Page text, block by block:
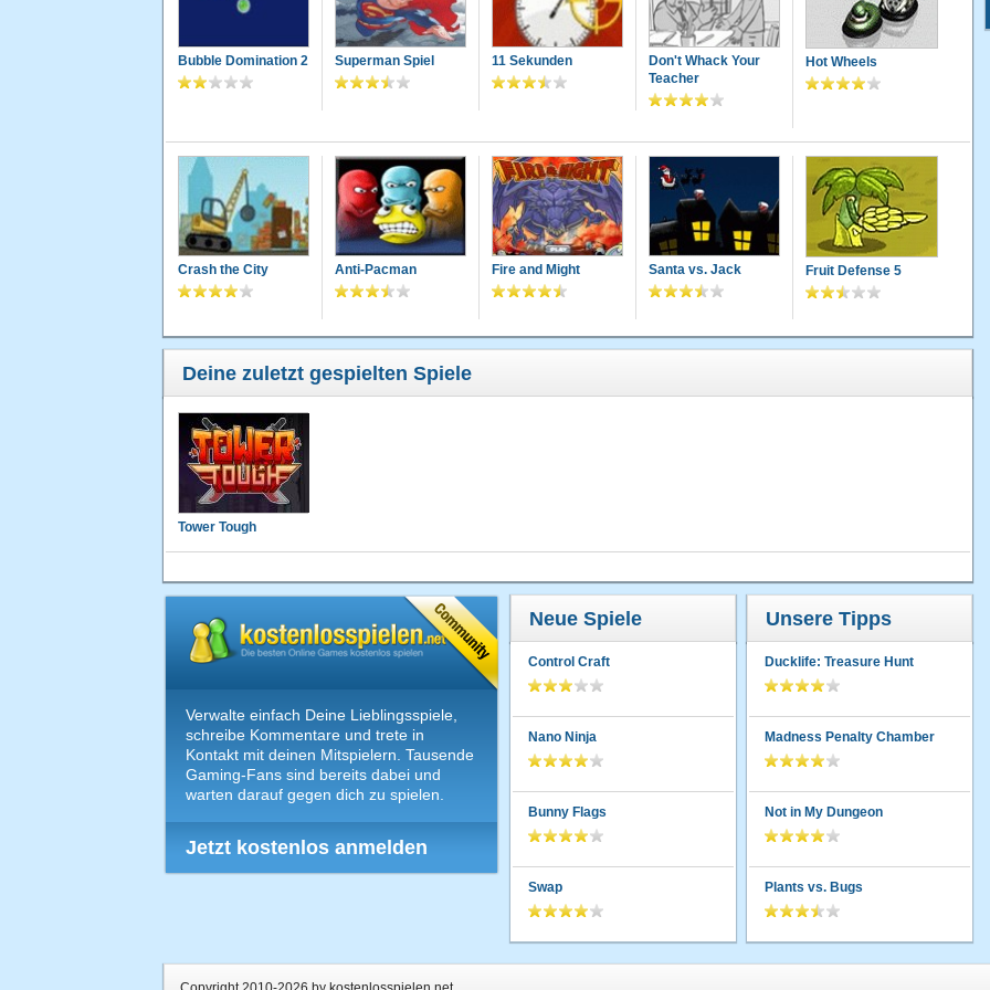
Bubble Domination 2 Superman Spiel 11 Sekunden
Don't Whack Your
Teacher
Hot Wheels
Crash the City Anti-Pacman Fire and Might Santa vs. Jack Fruit Defense 5
Deine zuletzt gespielten Spiele
Tower Tough
Verwalte einfach Deine Lieblingsspiele,
schreibe Kommentare und trete in
Kontakt mit deinen Mitspielern. Tausende
Gaming-Fans sind bereits dabei und
warten darauf gegen dich zu spielen.
Jetzt kostenlos anmelden
Neue Spiele
Control Craft
Nano Ninja
Bunny Flags
Swap
Unsere Tipps
Ducklife: Treasure Hunt
Madness Penalty Chamber
Not in My Dungeon
Plants vs. Bugs